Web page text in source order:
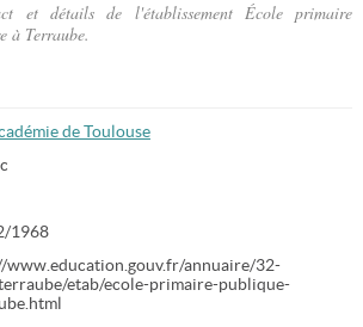
et détails de l'établissement École primaire
à Terraube.
de Toulouse
1968
www.education.gouv.fr/annuaire/32-
etab/ecole-primaire-publique-